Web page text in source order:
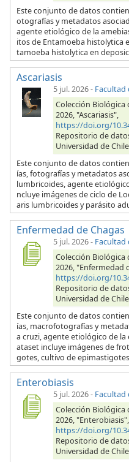
Este conjunto de datos
otografías y metadatos
agente etiológico de la
itos de Entamoeba histolytica
tamoeba histolytica en
Ascariasis
5 jul. 2026- Facultad
Colección Biológica
2026, "Ascariasis",
https://doi.org/
Repositorio de
Universidad de
Este conjunto de datos
ías, fotografías y metadatos
lumbricoides, agente
ncluye imágenes de ciclo de
aris lumbricoides y parásito
Enfermedad de Chagas
5 jul. 2026- Facultad
Colección Biológica
2026, "Enfermedad
https://doi.org/
Repositorio de
Universidad de
Este conjunto de datos
ías, macrofotografías y
a cruzi, agente etiológico de la
ataset incluye imágenes de
gotes, cultivo de
Enterobiasis
5 jul. 2026- Facultad
Colección Biológica
2026, "Enterobiasis",
https://doi.org/
Repositorio de
Universidad de